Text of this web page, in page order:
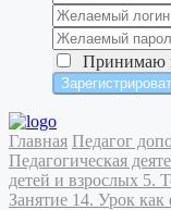
Принимаю
Главная Педагог
Педагогическая
детей и взрослых 5.
Занятие 14. Урок